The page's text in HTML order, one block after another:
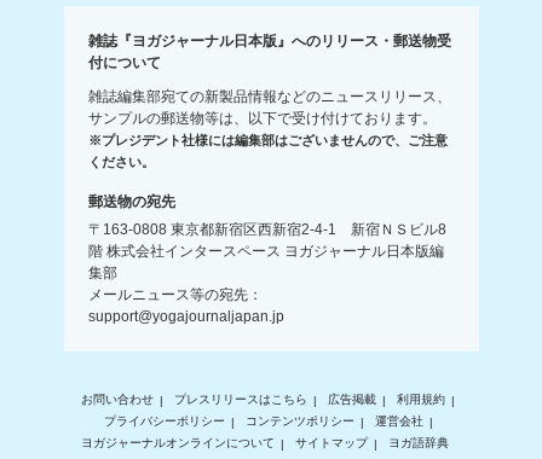
雑誌『ヨガジャーナル日本版』へのリリース・郵送物受
付について
雑誌編集部宛ての新製品情報などのニュースリリース、
サンプルの郵送物等は、以下で受け付けております。
※プレジデント社様には編集部はございませんので、ご注意
ください。
郵送物の宛先
〒163-0808 東京都新宿区西新宿2-4-1 新宿ＮＳビル8
階 株式会社インタースペース ヨガジャーナル日本版編
集部
メールニュース等の宛先：
support@yogajournaljapan.jp
お問い合わせ プレスリリースはこちら 広告掲載
利用規約
プライバシーポリシー
コンテンツポリシー
運営会社
ヨガジャーナルオンラインについて
サイトマップ ヨガ語辞典